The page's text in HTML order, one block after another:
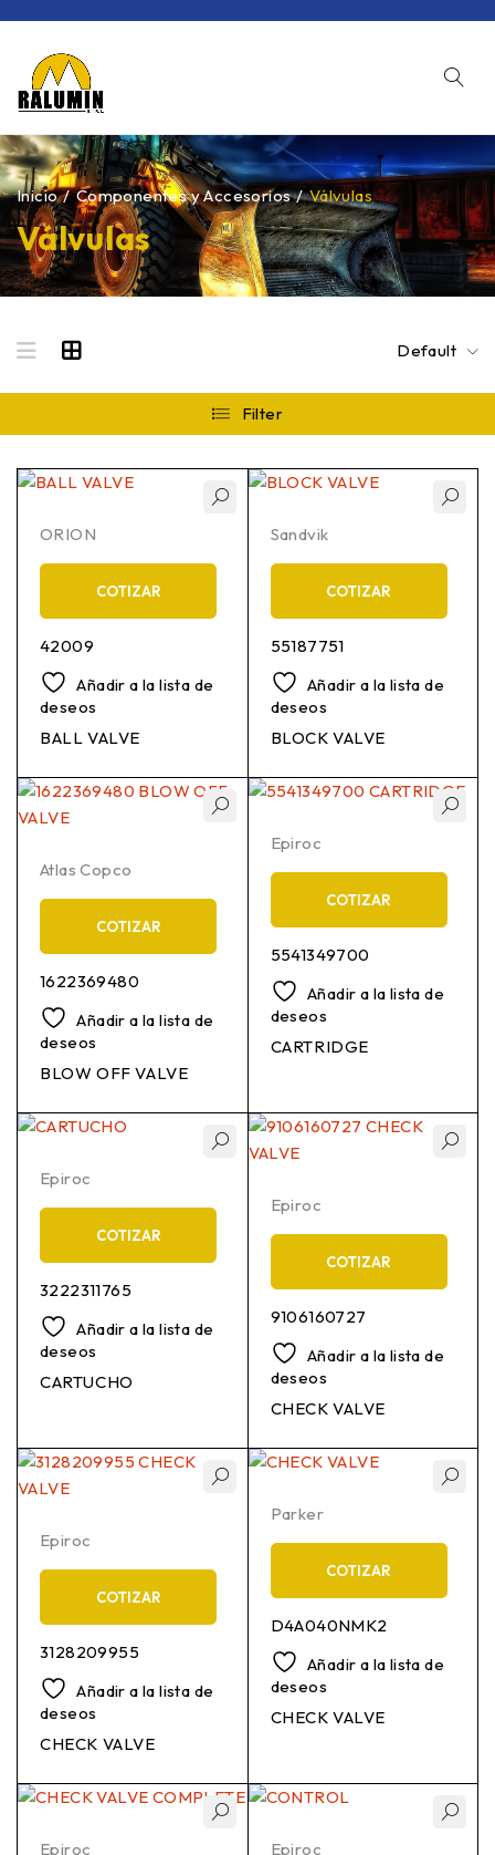
Válvulas
Inicio / Componentes y Accesorios / Válvulas
Default
Filter
ORION
COTIZAR
42009
Añadir a la lista de
deseos
BALL VALVE
Sandvik
COTIZAR
55187751
Añadir a la lista de
deseos
BLOCK VALVE
Atlas Copco
COTIZAR
1622369480
Añadir a la lista de
deseos
BLOW OFF VALVE
Epiroc
COTIZAR
5541349700
Añadir a la lista de
deseos
CARTRIDGE
Epiroc
COTIZAR
3222311765
Añadir a la lista de
deseos
CARTUCHO
Epiroc
COTIZAR
9106160727
Añadir a la lista de
deseos
CHECK VALVE
Epiroc
COTIZAR
3128209955
Añadir a la lista de
deseos
CHECK VALVE
Parker
COTIZAR
D4A040NMK2
Añadir a la lista de
deseos
CHECK VALVE
Epiroc Epiroc